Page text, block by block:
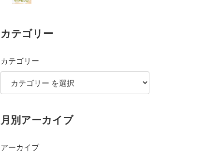
カテゴリー
カテゴリー
月別アーカイブ
アーカイブ